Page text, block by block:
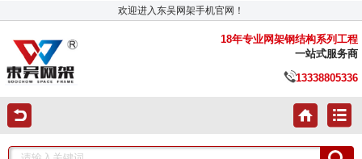
欢迎进入东吴网架手机官网！
18年专业网架钢结构系列工程
一站式服务商
13338805336